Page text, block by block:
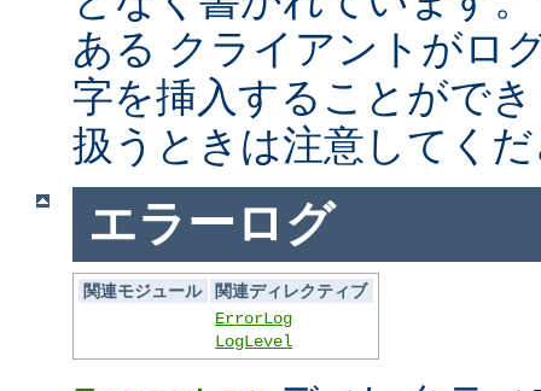
ある クライアントがロ
字を挿入することがで
扱うときは注意してく
エラーログ
関連モジュール
関連ディレクティブ
ErrorLog
LogLevel